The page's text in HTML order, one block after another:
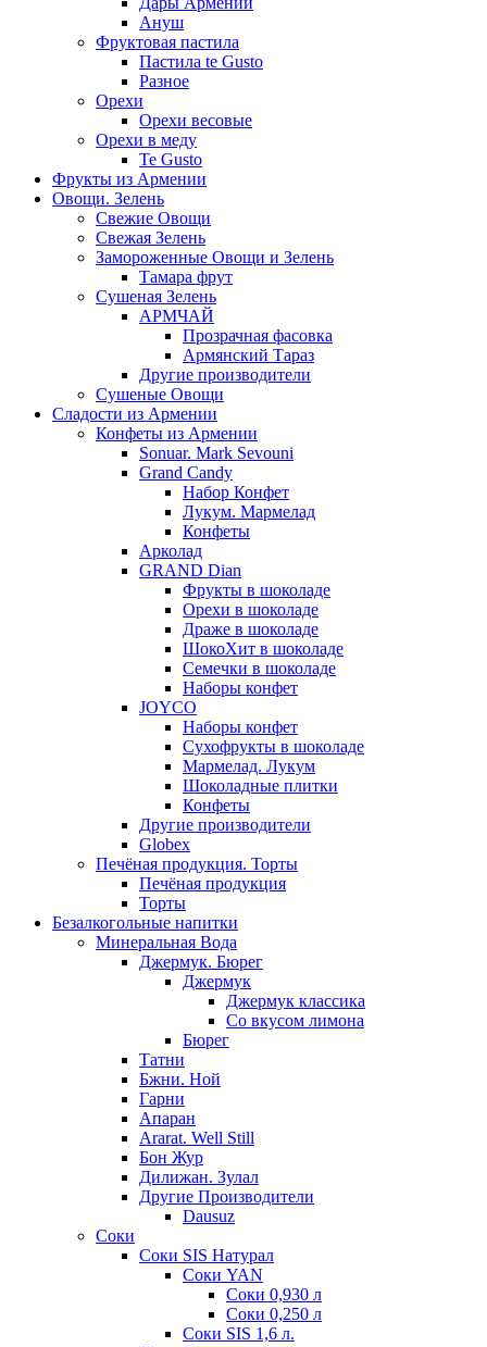
Ануш
Фруктовая пастила
Пастила te Gusto
Разное
Орехи
Орехи весовые
Орехи в меду
Te Gusto
Фрукты из Армении
Овощи. Зелень
Свежие Овощи
Свежая Зелень
Замороженные Овощи и Зелень
Тамара фрут
Сушеная Зелень
АРМЧАЙ
Прозрачная фасовка
Армянский Тараз
Другие производители
Сушеные Овощи
Сладости из Армении
Конфеты из Армении
Sonuar. Mark Sevouni
Grand Candy
Набор Конфет
Лукум. Мармелад
Конфеты
Арколад
GRAND Dian
Фрукты в шоколаде
Орехи в шоколаде
Драже в шоколаде
ШокоХит в шоколаде
Семечки в шоколаде
Наборы конфет
JOYCO
Наборы конфет
Сухофрукты в шоколаде
Мармелад. Лукум
Шоколадные плитки
Конфеты
Другие производители
Globex
Печёная продукция. Торты
Печёная продукция
Торты
Безалкогольные напитки
Минеральная Вода
Джермук. Бюрег
Джермук
Джермук классика
Со вкусом лимона
Бюрег
Татни
Бжни. Ной
Гарни
Апаран
Ararat. Well Still
Бон Жур
Дилижан. Зулал
Другие Производители
Dausuz
Соки
Соки SIS Натурал
Соки YAN
Соки 0,930 л
Соки 0,250 л
Соки SIS 1,6 л.